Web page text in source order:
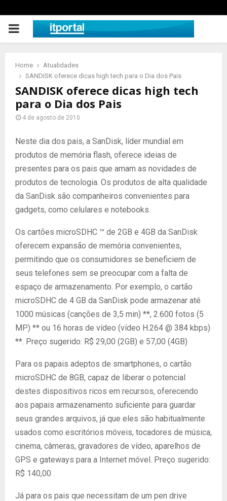
PRIMARY
Home
Atualidades
SANDISK oferece dicas high tech para o Dia dos Pais
SANDISK oferece dicas high tech
para o Dia dos Pais
4 de agosto de 2010
Neste dia dos pais, a SanDisk, líder mundial em
produtos de memória flash, oferece ideias de
presentes para os pais que amam as novidades de
produtos de tecnologia. Os produtos de alta qualidade
da SanDisk são companheiros convenientes para
gadgets, como celulares e notebooks.
Os cartões microSDHC ™ de 2GB e 4GB da SanDisk
oferecem expansão de memória convenientes,
permitindo que os consumidores se beneficiem de
seus telefones sem se preocupar com a falta de
espaço de armazenamento. Por exemplo, o cartão
microSDHC de 4 GB da SanDisk pode armazenar até
1000 músicas (canções de 3,5 min) **, 2.600 fotos (5
MP) ** ou 16 horas de vídeo (vídeo H.264 @ 384 kbps)
**. Preço sugerido: R$ 29,00 (2GB) e 57,00 (4GB)
Para os papais adeptos de smartphones, o cartão
microSDHC de 8GB, capaz de liberar o potencial
destes dispositivos ricos em recursos, oferecendo
aos papais armazenamento suficiente para guardar
seus grandes arquivos, já que eles são habitualmente
usados como escritórios móveis, tocadores de música,
cinema, câmeras, gravadores de vídeo, aparelhos de
GPS e gateways para a Internet móvel. Preço sugerido:
R$ 140,00
Já para os pais que necessitam de um pen drive